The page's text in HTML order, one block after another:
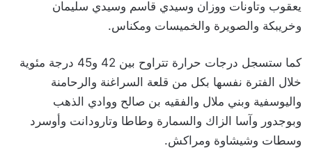
يعقوب وتاونات ووزان وسيدي قاسم وسيدي سليمان
وخريبكة والصويرة والخميسات ومكناس.
كما ستسجل درجات حرارة تتراوح بين 42 و45 درجة مئوية
خلال الفترة نفسها بكل من قلعة السراغنة والرحامنة
واليوسفية وبني ملال والفقيه بن صالح ووادي الذهب
وبوجدور وآسا الزاك والسمارة وطاطا وتارودانت وأوسرد
وسطات وشيشاوة ومراكش.